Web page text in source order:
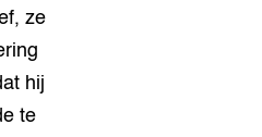
ze
hij
te